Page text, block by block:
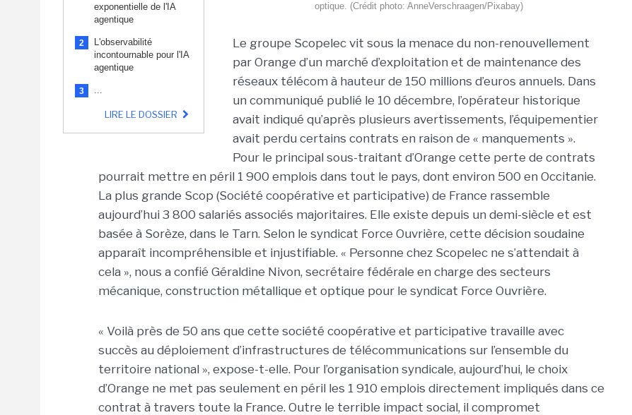
exponentielle de l'IA
agentique
2
L'observabilité
incontournable pour l'IA
agentique
3 ...
LIRE LE DOSSIER
optique. (Crédit photo: AnneVerschraagen/Pixabay)
Le groupe Scopelec vit sous la menace du non-renouvellement
par Orange d’un marché d’exploitation et de maintenance des
réseaux télécom à hauteur de 150 millions d’euros annuels. Dans
un communiqué publié le 10 décembre, l’opérateur historique
avait indiqué qu’après plusieurs avertissements, l’équipementier
avait perdu certains contrats en raison de « manquements ».
Pour le principal sous-traitant d’Orange cette perte de contrats
pourrait mettre en péril 1 900 emplois dans tout le pays, dont environ 500 en Occitanie.
La plus grande Scop (Société coopérative et participative) de France rassemble
aujourd’hui 3 800 salariés associés majoritaires. Elle existe depuis un demi-siècle et est
basée à Sorèze, dans le Tarn. Selon le syndicat Force Ouvrière, cette décision soudaine
apparaît incompréhensible et injustifiable. « Personne chez Scopelec ne s’attendait à
cela », nous a confié Géraldine Nivon, secrétaire fédérale en charge des secteurs
mécanique, construction métallique et optique pour le syndicat Force Ouvrière.
« Voilà près de 50 ans que cette société coopérative et participative travaille avec
succès au déploiement d’infrastructures de télécommunications sur l’ensemble du
territoire national », expose-t-elle. Pour l’organisation syndicale, aujourd’hui, le choix
d’Orange ne met pas seulement en péril les 1 910 emplois directement impliqués dans ce
contrat à travers toute la France. Outre le terrible impact social, il compromet